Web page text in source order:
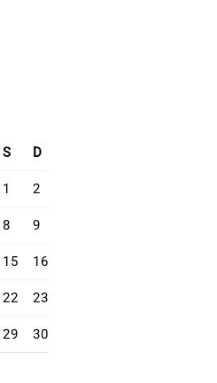
S D
1 2
8 9
15 16
22 23
29 30